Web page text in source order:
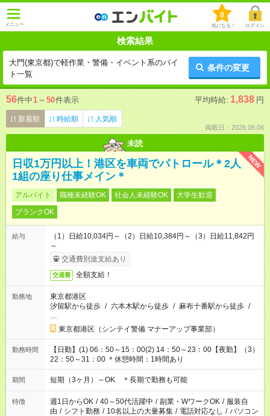
メニュー
0
気になる！ ログイン
検索結果
大門(東京都)で軽作業・警備・イベント系のバイ
ト一覧
条件の変更
56件中1 ～ 50件表示 平均時給: 1,838 円
新着順 時給順 人気順
掲載日：2026.08.06
未読
NEW
日収1万円以上！港区を車両でパトロール＊2人
1組の座り仕事メイン＊
アルバイト 職種未経験OK 社会人未経験OK
大学生歓迎
ブランクOK
給与
（1）日給10,034円～（2）日給10,384円～（3）日給11,842円
～
交通費別途支給あり
交通費 全額支給！
勤務地
東京都港区
汐留駅から徒歩 / 六本木駅から徒歩 / 麻布十番駅から徒歩 /
…
東京都港区（シンテイ警備 マナーアップ事業部）
勤務時間
【日勤】(1) 06：50～15：00(2) 14：50～23：00【夜勤】（3）
22：50～31：00 ＊休憩時間：1時間あり
期間 短期（3ヶ月）～OK ＊長期で勤務も可能
特徴 週1日からOK / 40～50代活躍中 / 副業・WワークOK / 服装自
由 / シフト勤務 / 10名以上の大量募集 / 電話対応なし / パソコン